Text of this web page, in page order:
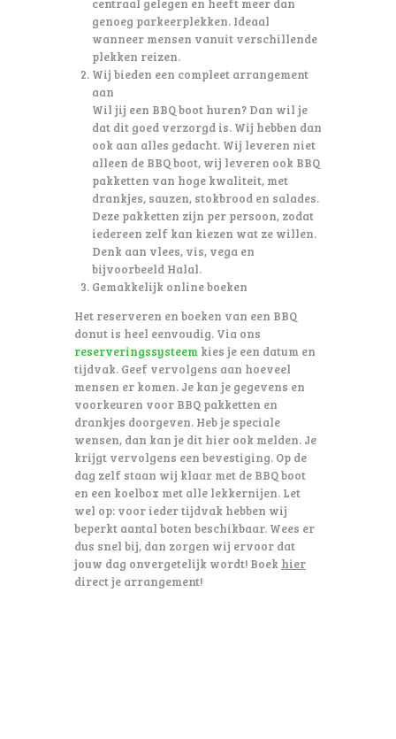
genoeg parkeerplekken. Ideaal
wanneer mensen vanuit verschillende
plekken reizen.
Wij bieden een compleet arrangement
aan
Wil jij een BBQ boot huren? Dan wil je
dat dit goed verzorgd is. Wij hebben dan
ook aan alles gedacht. Wij leveren niet
alleen de BBQ boot, wij leveren ook BBQ
pakketten van hoge kwaliteit, met
drankjes, sauzen, stokbrood en salades.
Deze pakketten zijn per persoon, zodat
iedereen zelf kan kiezen wat ze willen.
Denk aan vlees, vis, vega en
bijvoorbeeld Halal.
Gemakkelijk online boeken
Het reserveren en boeken van een BBQ
donut is heel eenvoudig. Via ons
reserveringssysteem kies je een datum en
tijdvak. Geef vervolgens aan hoeveel
mensen er komen. Je kan je gegevens en
voorkeuren voor BBQ pakketten en
drankjes doorgeven. Heb je speciale
wensen, dan kan je dit hier ook melden. Je
krijgt vervolgens een bevestiging. Op de
dag zelf staan wij klaar met de BBQ boot
en een koelbox met alle lekkernijen. Let
wel op: voor ieder tijdvak hebben wij
beperkt aantal boten beschikbaar. Wees er
dus snel bij, dan zorgen wij ervoor dat
jouw dag onvergetelijk wordt! Boek hier
direct je arrangement!